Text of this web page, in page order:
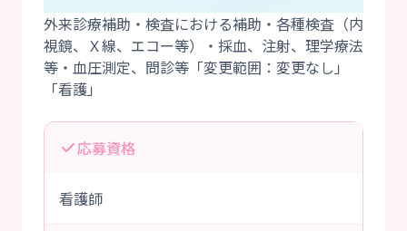
外来診療補助・検査における補助・各種検査（内
視鏡、Ｘ線、エコー等）・採血、注射、理学療法
等・血圧測定、問診等「変更範囲：変更なし」
応募資格
看護師